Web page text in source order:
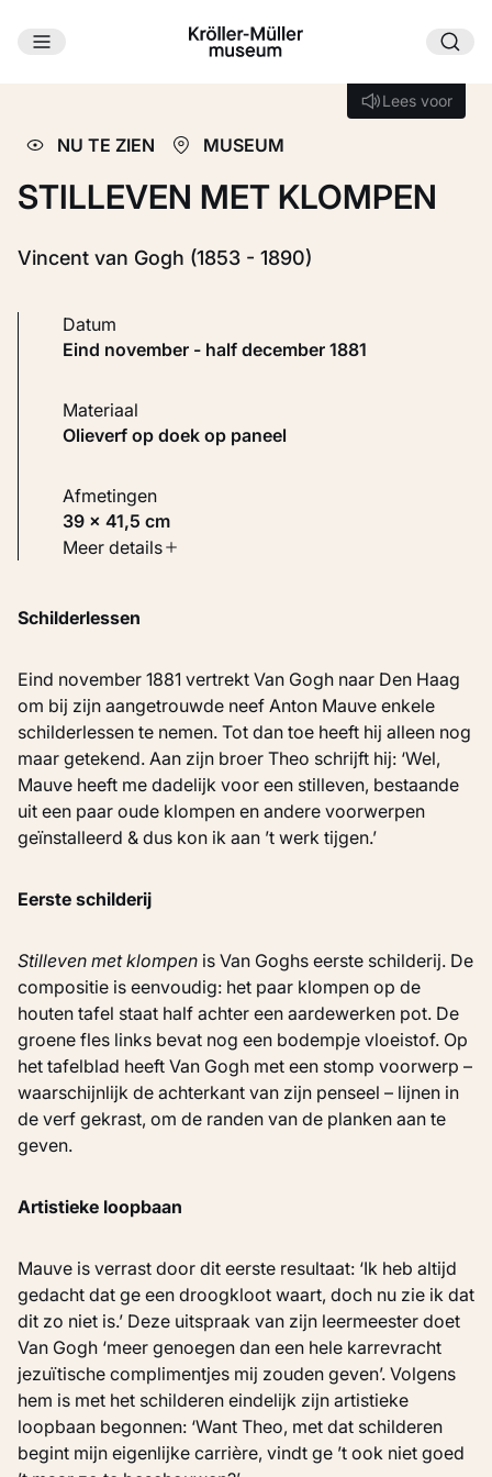
Ga naar hoofdinhoud
Lees voor
Lees voor
NU TE ZIEN MUSEUM
STILLEVEN MET KLOMPEN
Vincent van Gogh (1853 - 1890)
Datum
eind november - half december 1881
Materiaal
Olieverf op doek op paneel
Afmetingen
39 × 41,5 cm
Soort werk
Inventarisnummer
Meer details
Schilderlessen
Eind november 1881 vertrekt Van Gogh naar Den Haag
om bij zijn aangetrouwde neef Anton Mauve enkele
schilderlessen te nemen. Tot dan toe heeft hij alleen nog
maar getekend. Aan zijn broer Theo schrijft hij: ‘Wel,
Mauve heeft me dadelijk voor een stilleven, bestaande
uit een paar oude klompen en andere voorwerpen
geïnstalleerd & dus kon ik aan ’t werk tijgen.’
Eerste schilderij
Stilleven met klompen is Van Goghs eerste schilderij. De
compositie is eenvoudig: het paar klompen op de
houten tafel staat half achter een aardewerken pot. De
groene fles links bevat nog een bodempje vloeistof. Op
het tafelblad heeft Van Gogh met een stomp voorwerp –
waarschijnlijk de achterkant van zijn penseel – lijnen in
de verf gekrast, om de randen van de planken aan te
geven.
Artistieke loopbaan
Mauve is verrast door dit eerste resultaat: ‘Ik heb altijd
gedacht dat ge een droogkloot waart, doch nu zie ik dat
dit zo niet is.’ Deze uitspraak van zijn leermeester doet
Van Gogh ‘meer genoegen dan een hele karrevracht
jezuïtische complimentjes mij zouden geven’. Volgens
hem is met het schilderen eindelijk zijn artistieke
loopbaan begonnen: ‘Want Theo, met dat schilderen
begint mijn eigenlijke carrière, vindt ge ’t ook niet goed